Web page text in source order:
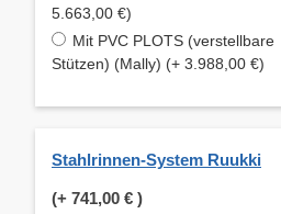
5.663,00 €)
Mit PVC PLOTS (verstellbare
Stützen) (Mally) (+ 3.988,00 €)
Stahlrinnen-System Ruukki
(+ 741,00 € )